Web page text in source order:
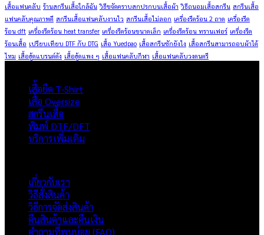
เสื้อแฟนคลับ ร้านสกรีนเสื้อใกล้ฉัน วิธีขจัดคราบสกปรกบนเสื้อผ้า วิธีถนอมเสื้อสกรีน สกรีนเสื้อ
แฟนคลับคุณภาพดี สกรีนเสื้อแฟนคลับงานไว สกรีนเสื้อไม่ลอก เครื่องรีดร้อน 2 ถาด เครื่องรีด
ร้อน dft เครื่องรีดร้อน heat transfer เครื่องรีดร้อนขนาดเล็ก เครื่องรีดร้อน ทรานเฟอร์ เครื่องรีด
ร้อนเสื้อ เปรียบเทียบ DTF กับ DTG เสื้อ Yuedpao เสื้อสกรีนซักยังไง เสื้อสกรีนสามารถอบผ้าได้
ไหม เสื้อฮู้ดแบรนด์ดัง เสื้อฮู้ดแพง ๆ เสื้อแฟนคลับกีฬา เสื้อแฟนคลับวงดนตรี
เสื้อยืด T-Shirt
เสื้อ Oversize
สกรีนเสื้อ
พิมพ์ DTF/DFT
บริการเพิ่มเติม
เกี่ยวกับเรา
วิธีสั่งสินค้า
วิธีการจัดส่งสินค้า
คืนสินค้าและคืนเงิน
คำถามที่พบบ่อย (FAQ)